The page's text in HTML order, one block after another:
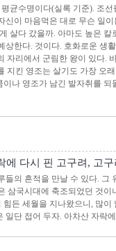
균수명이다(실록 기준). 조
신이 마음먹은 대로 무슨 일
살다 갔을까. 아마도 높은 칼
한다. 것이다. 호화로운 생
리에서 군림한 왕이 있다.
지킨 영조는 살기도 가장 오
나 영조가 남긴 발자취를 되
에 다시 핀 고구려, 고
들의 흔적을 만날 수 있다. 그
삼국시대에 축조되었던 것이
든 세월을 지나왔으니, 많이
단 접어 두자. 아차산 자락